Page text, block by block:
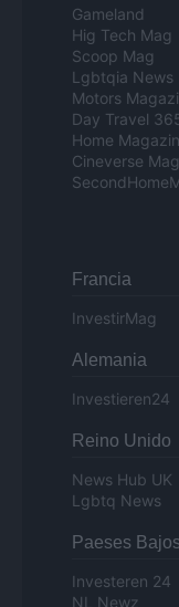
Gameland
Hig Tech Mag
Scoop Mag
Lgbtqia News
Motors
Day Travel
Home
Cineverse
Francia
InvestirMag
Alemania
Investieren24
Reino Unido
News Hub UK
Lgbtq News
Paeses Bajos
Investeren 24
NL Newz